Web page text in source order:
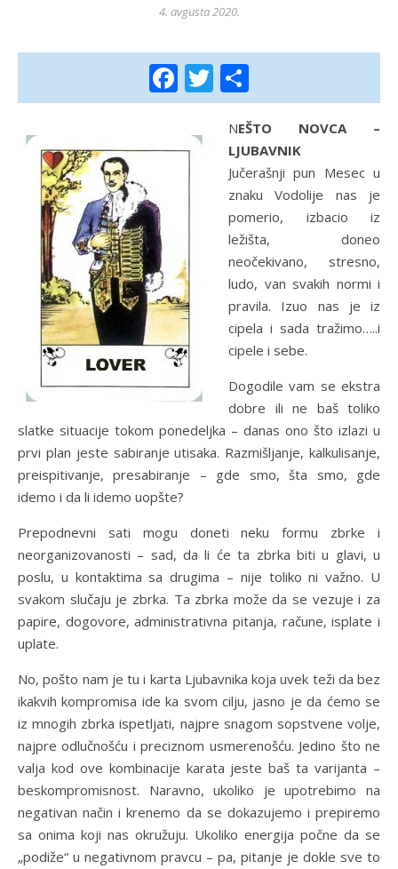
4. avgusta 2020.
Facebook
Twitter
NEŠTO NOVCA –
LJUBAVNIK
Jučerašnji pun Mesec u
znaku Vodolije nas je
pomerio, izbacio iz
ležišta, doneo
neočekivano, stresno,
ludo, van svakih normi i
pravila. Izuo nas je iz
cipela i sada tražimo…..i
cipele i sebe.
Dogodile vam se ekstra
dobre ili ne baš toliko
slatke situacije tokom ponedeljka – danas ono što izlazi u
prvi plan jeste sabiranje utisaka. Razmišljanje, kalkulisanje,
preispitivanje, presabiranje – gde smo, šta smo, gde
idemo i da li idemo uopšte?
Prepodnevni sati mogu doneti neku formu zbrke i
neorganizovanosti – sad, da li će ta zbrka biti u glavi, u
poslu, u kontaktima sa drugima – nije toliko ni važno. U
svakom slučaju je zbrka. Ta zbrka može da se vezuje i za
papire, dogovore, administrativna pitanja, račune, isplate i
uplate.
No, pošto nam je tu i karta Ljubavnika koja uvek teži da bez
ikakvih kompromisa ide ka svom cilju, jasno je da ćemo se
iz mnogih zbrka ispetljati, najpre snagom sopstvene volje,
najpre odlučnošću i preciznom usmerenošću. Jedino što ne
valja kod ove kombinacije karata jeste baš ta varijanta –
beskompromisnost. Naravno, ukoliko je upotrebimo na
negativan način i krenemo da se dokazujemo i prepiremo
sa onima koji nas okružuju. Ukoliko energija počne da se
„podiže“ u negativnom pravcu – pa, pitanje je dokle sve to